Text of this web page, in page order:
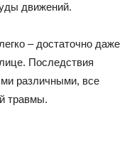
движений.
– достаточно даже
Последствия
различными, все
травмы.